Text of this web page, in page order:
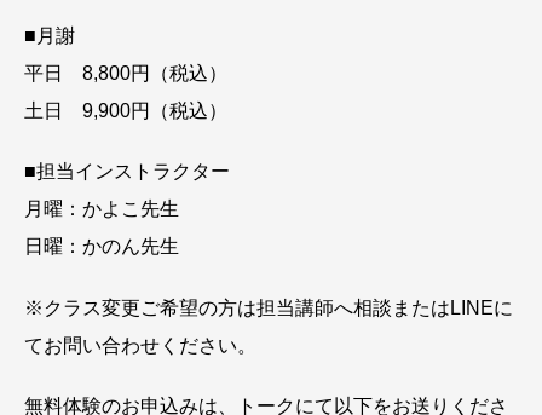
■月謝
平日 8,800円（税込）
土日 9,900円（税込）
■担当インストラクター
月曜：かよこ先生
日曜：かのん先生
※クラス変更ご希望の方は担当講師へ相談またはLINEに
てお問い合わせください。
無料体験のお申込みは、トークにて以下をお送りくださ